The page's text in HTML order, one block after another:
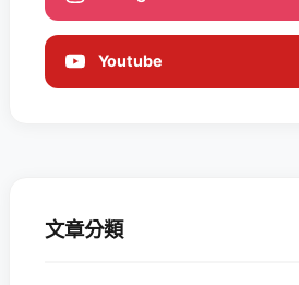
Youtube
文章分類